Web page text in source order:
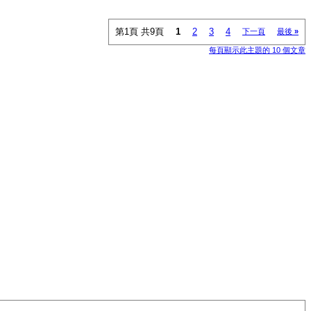
第1頁 共9頁 1 2 3 4 下一頁 最後 »
每頁顯示此主題的 10 個文章